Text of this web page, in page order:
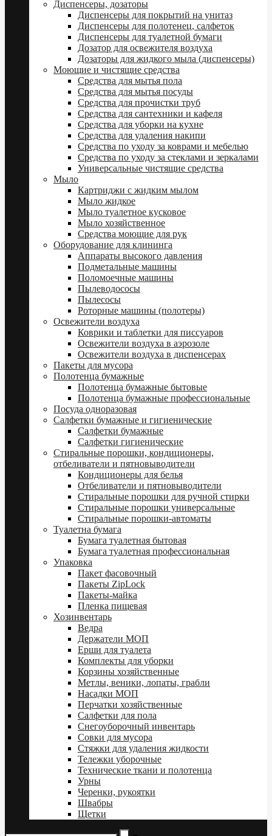
Диспенсеры, дозаторы
Диспенсеры для покрытий на унитаз
Диспенсеры для полотенец, салфеток
Диспенсеры для туалетной бумаги
Дозатор для освежителя воздуха
Дозаторы для жидкого мыла (диспенсеры)
Моющие и чистящие средства
Средства для мытья пола
Средства для мытья посуды
Средства для прочистки труб
Средства для сантехники и кафеля
Средства для уборки на кухне
Средства для удаления накипи
Средства по уходу за коврами и мебелью
Средства по уходу за стеклами и зеркалами
Универсальные чистящие средства
Мыло
Картриджи с жидким мылом
Мыло жидкое
Мыло туалетное кусковое
Мыло хозяйственное
Средства моющие для рук
Оборудование для клининга
Аппараты высокого давления
Подметальные машины
Поломоечные машины
Пылеводососы
Пылесосы
Роторные машины (полотеры)
Освежители воздуха
Коврики и таблетки для писсуаров
Освежители воздуха в аэрозоле
Освежители воздуха в диспенсерах
Пакеты для мусора
Полотенца бумажные
Полотенца бумажные бытовые
Полотенца бумажные профессиональные
Посуда одноразовая
Салфетки бумажные и гигиенические
Салфетки бумажные
Салфетки гигиенические
Стиральные порошки, кондиционеры,
отбеливатели и пятновыводители
Кондиционеры для белья
Отбеливатели и пятновыводители
Стиральные порошки для ручной стирки
Стиральные порошки универсальные
Стиральные порошки-автоматы
Туалетна бумага
Бумага туалетная бытовая
Бумага туалетная профессиональная
Упаковка
Пакет фасовочный
Пакеты ZipLock
Пакеты-майка
Пленка пищевая
Хозинвентарь
Ведра
Держатели МОП
Ерши для туалета
Комплекты для уборки
Корзины хозяйственные
Метлы, веники, лопаты, грабли
Насадки МОП
Перчатки хозяйственные
Салфетки для пола
Снегоуборочный инвентарь
Совки для мусора
Стяжки для удаления жидкости
Тележки уборочные
Технические ткани и полотенца
Урны
Черенки, рукоятки
Швабры
Щетки